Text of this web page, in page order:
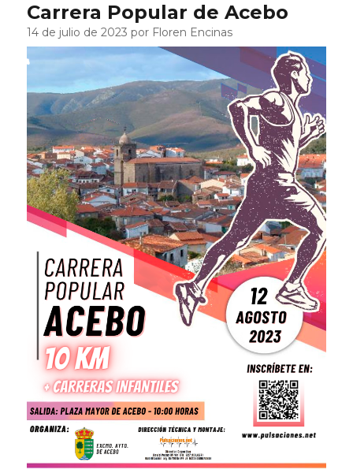
Carrera Popular de Acebo
14 de julio de 2023 por Floren Encinas